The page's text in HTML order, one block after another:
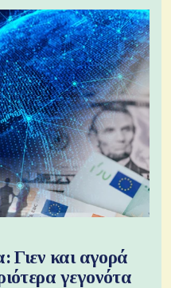
Γιεν και αγορά
γεγονότα